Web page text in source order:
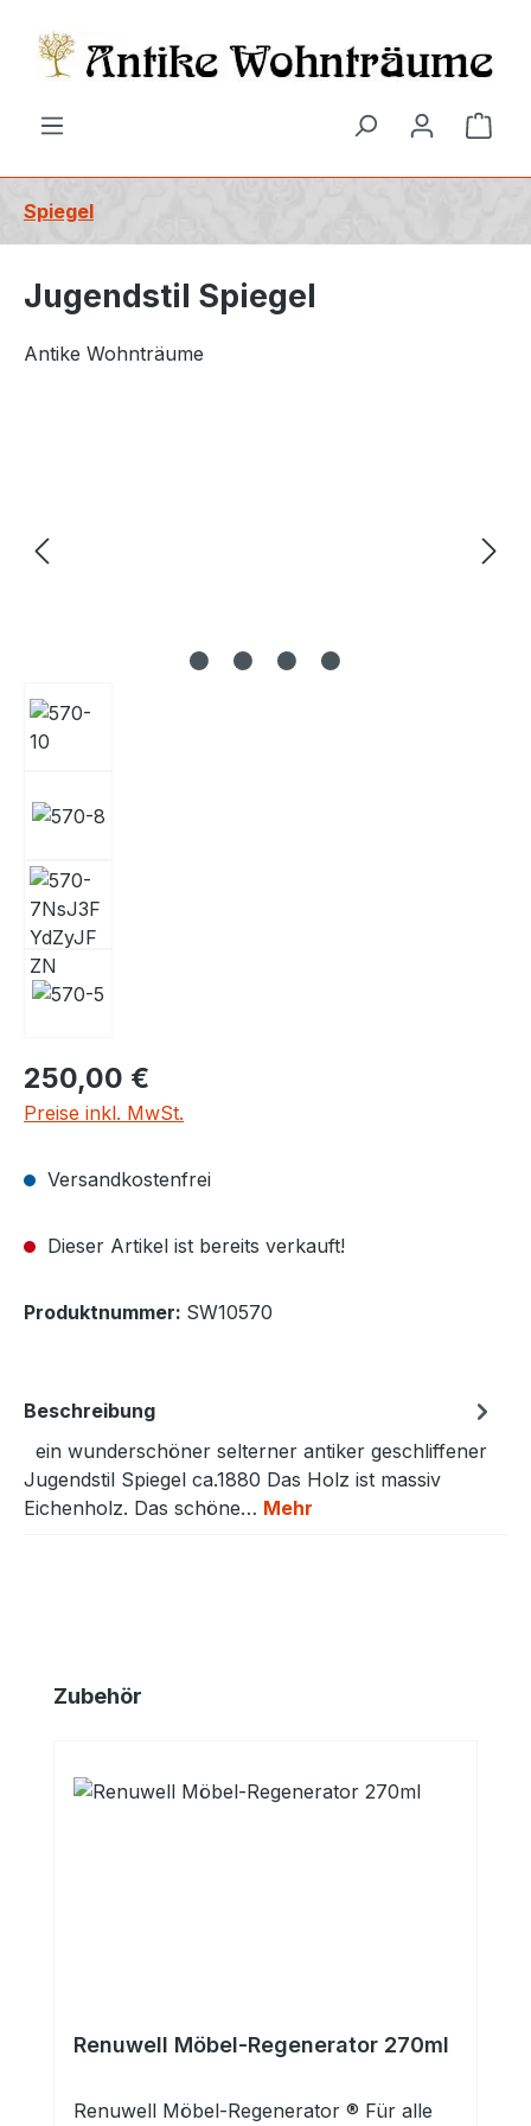
springen
Spiegel
Jugendstil Spiegel
Antike Wohnträume
250,00 €
Preise inkl. MwSt.
Versandkostenfrei
Dieser Artikel ist bereits verkauft!
Produktnummer: SW10570
Beschreibung
ein wunderschöner selterner antiker geschliffener
Jugendstil Spiegel ca.1880 Das Holz ist massiv
Eichenholz. Das schöne… Mehr
Produktgalerie überspringen
Zubehör
Renuwell Möbel-Regenerator 270ml
Renuwell Möbel-Regenerator ® Für alle